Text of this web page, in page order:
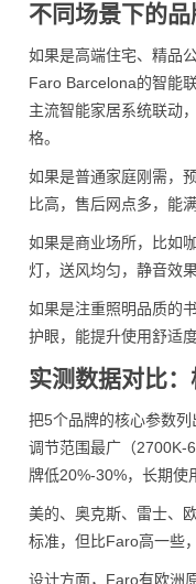
不同场景下的
如果是高端住宅、精品
Faro Barcelona的智能
主流智能家居系统联动
格。
如果是普通家庭刚需，
比高，售后网点多，能
如果是商业场所，比如
灯，送风均匀，静音效
如果是注重照明品质的
护眼，能提升使用舒适度
实测数据对比
把5个品牌的核心参数
调节范围最广（2700K-
牌低20%-30%，长期使
美的、奥克斯、雷士、
标准，但比Faro高一些
设计方面，Faro有欧洲